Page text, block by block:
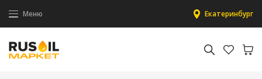
Меню Екатеринбург